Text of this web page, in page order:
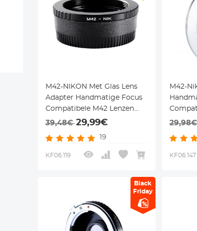
M42-NIKON Met Glas Lens
Adapter Handmatige Focus
Compatibele M42 Lenzen
voor Nikon F Camera
39,48€29,99€
19
KF06.119
M42-
voor
KF06.147
Black
Friday